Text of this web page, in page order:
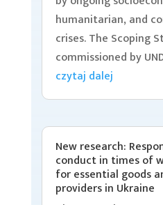
humanitarian, and
crises. The Scoping
commissioned by
czytaj dalej
New research:
conduct in times of
for essential goods
providers in Ukraine